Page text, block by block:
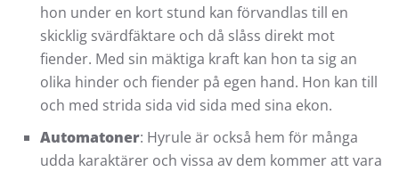
hon under en kort stund kan förvandlas till en
skicklig svärdfäktare och då slåss direkt mot
fiender. Med sin mäktiga kraft kan hon ta sig an
olika hinder och fiender på egen hand. Hon kan till
och med strida sida vid sida med sina ekon.
Automatoner: Hyrule är också hem för många
udda karaktärer och vissa av dem kommer att vara